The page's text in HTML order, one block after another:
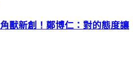
獸新創！鄭博仁：對的態度讓